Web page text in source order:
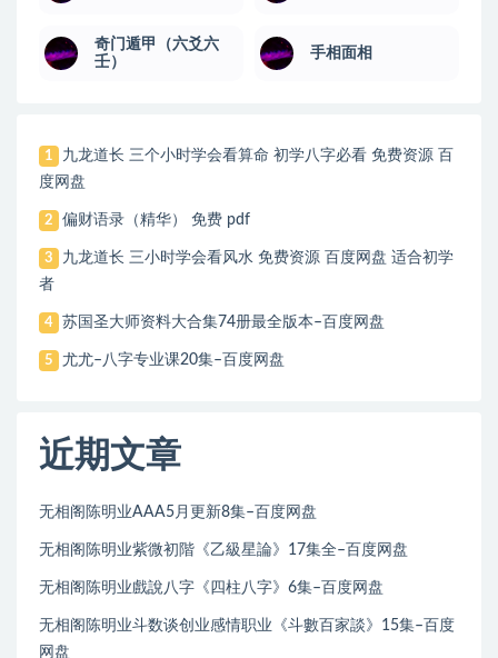
奇门遁甲（六爻六
壬）
手相面相
1
九龙道长 三个小时学会看算命 初学八字必看 免费资源 百
度网盘
2 偏财语录（精华） 免费 pdf
3
九龙道长 三小时学会看风水 免费资源 百度网盘 适合初学
者
4 苏国圣大师资料大合集74册最全版本–百度网盘
5 尤尤–八字专业课20集–百度网盘
近期文章
无相阁陈明业AAA5月更新8集–百度网盘
无相阁陈明业紫微初階《乙級星論》17集全–百度网盘
无相阁陈明业戲說八字《四柱八字》6集–百度网盘
无相阁陈明业斗数谈创业感情职业《斗數百家談》15集–百度
网盘